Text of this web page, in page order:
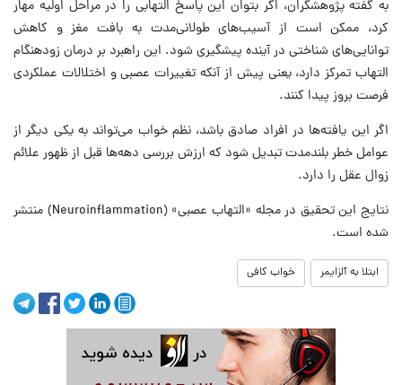
به گفته پژوهشگران، اگر بتوان این پاسخ التهابی را در مراحل اولیه مهار
کرد، ممکن است از آسیب‌های طولانی‌مدت به بافت مغز و کاهش
توانایی‌های شناختی در آینده پیشگیری شود. این راهبرد بر درمان زودهنگام
التهاب تمرکز دارد، یعنی پیش از آنکه تغییرات عصبی و اختلالات عملکردی
فرصت بروز پیدا کنند.
اگر این یافته‌ها در افراد صادق باشد، نظم خواب می‌تواند به یکی دیگر از
عوامل خطر بلندمدت تبدیل شود که ارزش بررسی دهه‌ها قبل از ظهور علائم
زوال عقل را دارد.
نتایج این تحقیق در مجله «التهاب عصبی» (Neuroinflammation) منتشر
شده است.
ابتلا به آلزایمر خواب کافی